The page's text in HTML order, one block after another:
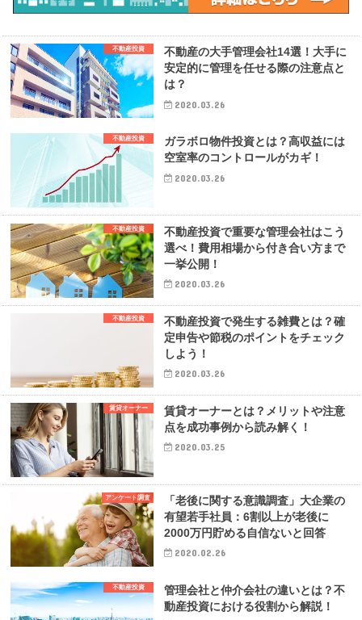
不動産投資
不動産の大手管理会社14選！大手に
安定的に管理を任せる際の注意点と
は？
2020.03.26
不動産投資
ガラボロ物件投資とは？高収益には
空室率のコントロールがカギ！
2020.03.26
不動産投資
不動産投資で重要な管理会社はこう
選べ！費用相場から付き合い方まで
一挙公開！
2020.03.26
不動産投資
不動産投資で発生する雑費とは？確
定申告や節税のポイントをチェック
しよう！
2020.03.26
賃貸オーナー
賃貸オーナーとは？メリットや注意
点を成功事例から読み解く！
2020.03.25
アンケート調査
「老後に関する意識調査」大企業の
有望若手社員：6割以上が老後に
2000万円貯める自信ないと回答
2020.02.26
不動産投資
管理会社と仲介会社の違いとは？不
動産投資における役割から解説！